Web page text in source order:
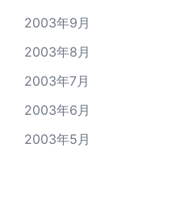
2003年9月
2003年8月
2003年7月
2003年6月
2003年5月